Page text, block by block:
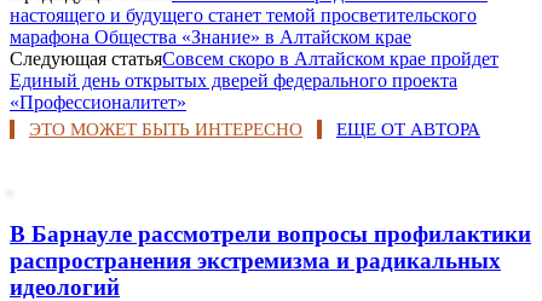
настоящего и будущего станет темой просветительского
марафона Общества «Знание» в Алтайском крае
Следующая статьяСовсем скоро в Алтайском крае пройдет
Единый день открытых дверей федерального проекта
«Профессионалитет»
ЭТО МОЖЕТ БЫТЬ ИНТЕРЕСНО ЕЩЕ ОТ АВТОРА
В Барнауле рассмотрели вопросы профилактики
распространения экстремизма и радикальных
идеологий